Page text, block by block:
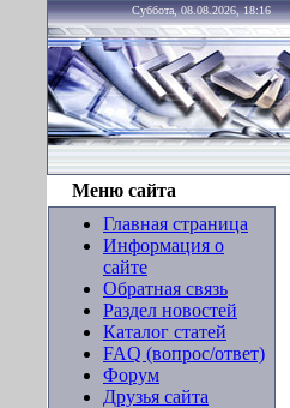
Суббота, 08.08.2026, 18:16
Меню сайта
Главная страница
Информация о
сайте
Обратная связь
Раздел новостей
Каталог статей
FAQ (вопрос/ответ)
Форум
Друзья сайта